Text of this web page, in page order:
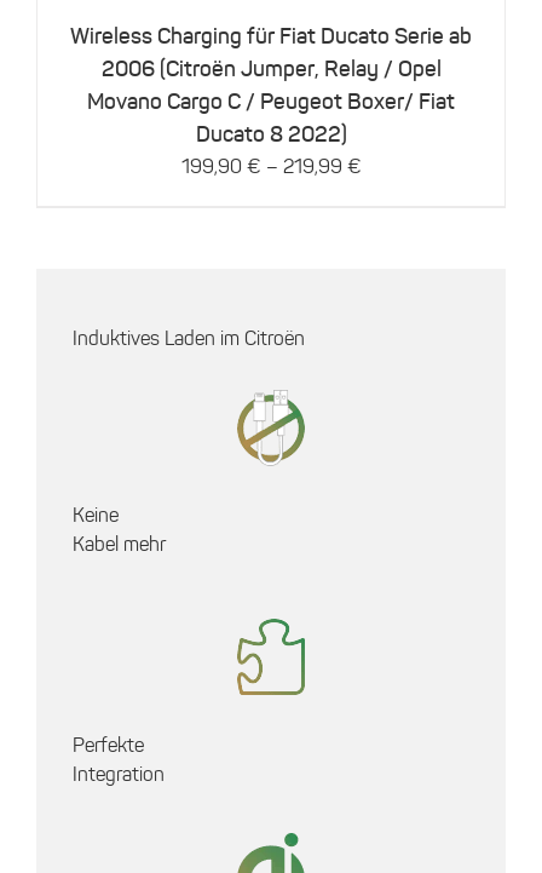
können
auf
der
Produktseite
gewählt
werden
Wireless Charging für Fiat Ducato Serie ab
2006 (Citroën Jumper, Relay / Opel
Movano Cargo C / Peugeot Boxer/ Fiat
Ducato 8 2022)
199,90 € – 219,99 €
Induktives Laden im Citroën
Keine
Kabel mehr
Perfekte
Integration